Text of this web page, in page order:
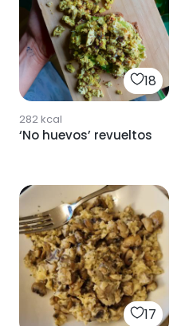
18
282kcal
‘No huevos’ revueltos
17